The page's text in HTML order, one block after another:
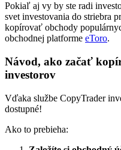
Pokiaľ aj vy by ste radi
svet investovania do striebra
kopírovať obchody
obchodnej platforme eToro.
Návod, ako začať
investorov
Vďaka službe CopyTrader
dostupné!
Ako to prebieha: